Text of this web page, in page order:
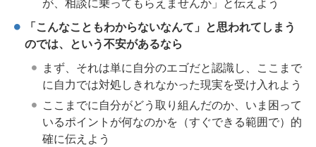
が、相談に乗ってもらえませんか」と伝えよう
「こんなこともわからないなんて」と思われてしまう
のでは、という不安があるなら
まず、それは単に自分のエゴだと認識し、ここまで
に自力では対処しきれなかった現実を受け入れよう
ここまでに自分がどう取り組んだのか、いま困って
いるポイントが何なのかを（すぐできる範囲で）的
確に伝えよう